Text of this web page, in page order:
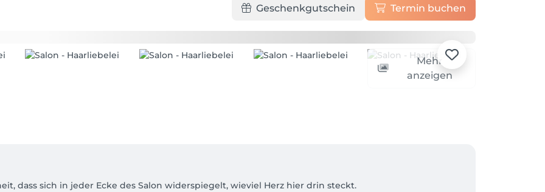
Geschenkgutschein Termin buchen
Mehr
anzeigen
dass sich in jeder Ecke des Salon widerspiegelt, wieviel Herz hier drin steckt.